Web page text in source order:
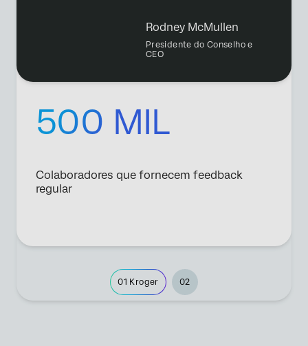
Rodney McMullen
Presidente do Conselho e
CEO
500 MIL
Colaboradores que fornecem feedback
regular
01 Kroger 02